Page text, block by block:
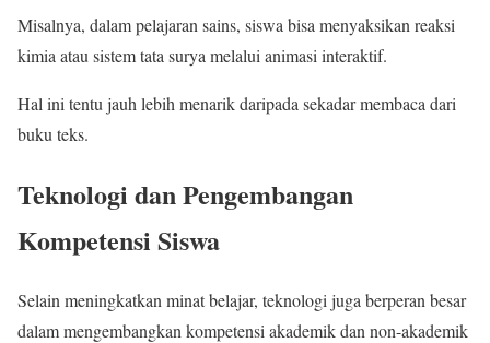
Misalnya, dalam pelajaran sains, siswa bisa menyaksikan reaksi
kimia atau sistem tata surya melalui animasi interaktif.
Hal ini tentu jauh lebih menarik daripada sekadar membaca dari
buku teks.
Teknologi dan Pengembangan
Kompetensi Siswa
Selain meningkatkan minat belajar, teknologi juga berperan besar
dalam mengembangkan kompetensi akademik dan non-akademik